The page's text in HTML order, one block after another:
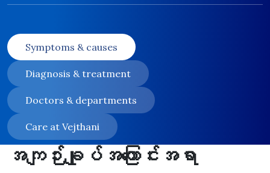
Symptoms & causes
Diagnosis & treatment
Doctors & departments
Care at Vejthani
အကျဉ်းချုပ်အကြောင်းအရာ